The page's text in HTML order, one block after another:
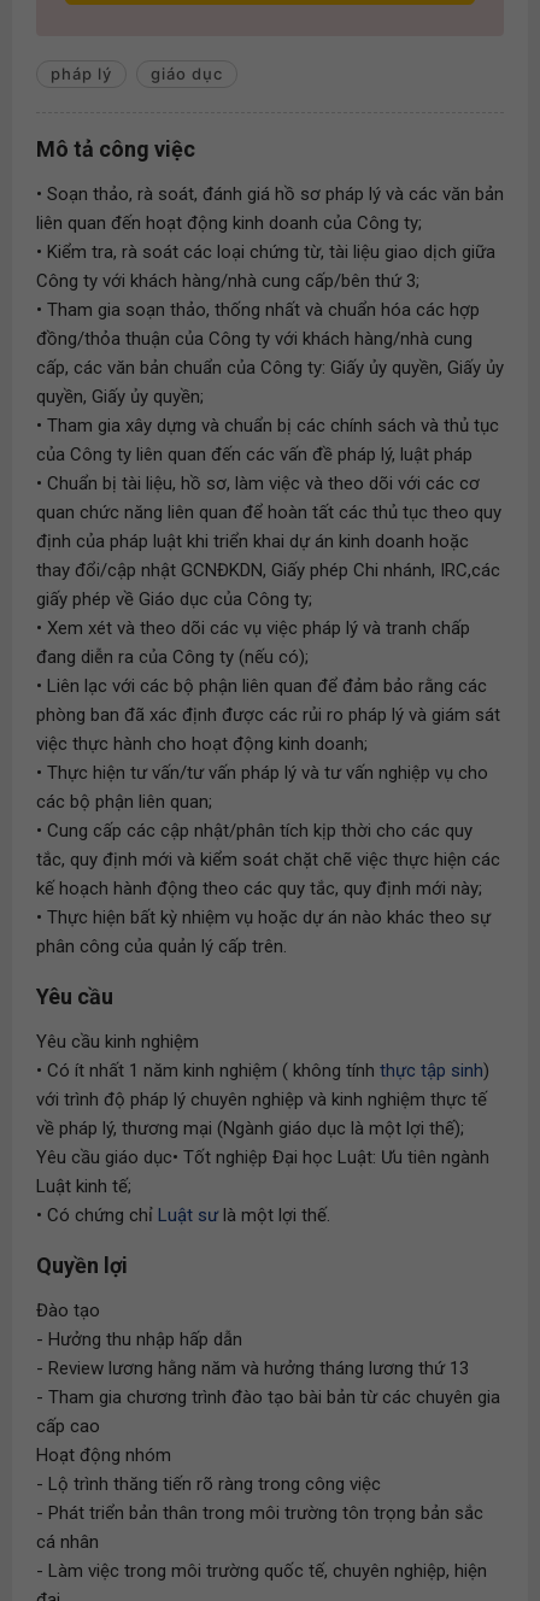
pháp lý giáo dục
Mô tả công việc
• Soạn thảo, rà soát, đánh giá hồ sơ pháp lý và các văn bản
liên quan đến hoạt động kinh doanh của Công ty;
• Kiểm tra, rà soát các loại chứng từ, tài liệu giao dịch giữa
Công ty với khách hàng/nhà cung cấp/bên thứ 3;
• Tham gia soạn thảo, thống nhất và chuẩn hóa các hợp
đồng/thỏa thuận của Công ty với khách hàng/nhà cung
cấp, các văn bản chuẩn của Công ty: Giấy ủy quyền, Giấy ủy
quyền, Giấy ủy quyền;
• Tham gia xây dựng và chuẩn bị các chính sách và thủ tục
của Công ty liên quan đến các vấn đề pháp lý, luật pháp
• Chuẩn bị tài liệu, hồ sơ, làm việc và theo dõi với các cơ
quan chức năng liên quan để hoàn tất các thủ tục theo quy
định của pháp luật khi triển khai dự án kinh doanh hoặc
thay đổi/cập nhật GCNĐKDN, Giấy phép Chi nhánh, IRC,các
giấy phép về Giáo dục của Công ty;
• Xem xét và theo dõi các vụ việc pháp lý và tranh chấp
đang diễn ra của Công ty (nếu có);
• Liên lạc với các bộ phận liên quan để đảm bảo rằng các
phòng ban đã xác định được các rủi ro pháp lý và giám sát
việc thực hành cho hoạt động kinh doanh;
• Thực hiện tư vấn/tư vấn pháp lý và tư vấn nghiệp vụ cho
các bộ phận liên quan;
• Cung cấp các cập nhật/phân tích kịp thời cho các quy
tắc, quy định mới và kiểm soát chặt chẽ việc thực hiện các
kế hoạch hành động theo các quy tắc, quy định mới này;
• Thực hiện bất kỳ nhiệm vụ hoặc dự án nào khác theo sự
phân công của quản lý cấp trên.
Yêu cầu
Yêu cầu kinh nghiệm
• Có ít nhất 1 năm kinh nghiệm ( không tính thực tập sinh)
với trình độ pháp lý chuyên nghiệp và kinh nghiệm thực tế
về pháp lý, thương mại (Ngành giáo dục là một lợi thế);
Yêu cầu giáo dục• Tốt nghiệp Đại học Luật: Ưu tiên ngành
Luật kinh tế;
• Có chứng chỉ Luật sưlà một lợi thế.
Quyền lợi
Đào tạo
- Hưởng thu nhập hấp dẫn
- Review lương hằng năm và hưởng tháng lương thứ 13
- Tham gia chương trình đào tạo bài bản từ các chuyên gia
cấp cao
Hoạt động nhóm
- Lộ trình thăng tiến rõ ràng trong công việc
- Phát triển bản thân trong môi trường tôn trọng bản sắc
cá nhân
- Làm việc trong môi trường quốc tế, chuyên nghiệp, hiện